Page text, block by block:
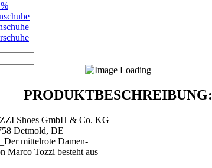
PRODUKTBESCHREIBUNG:
Shoes GmbH & Co. KG
Detmold, DE
mittelrote Damen-
Marco Tozzi besteht aus